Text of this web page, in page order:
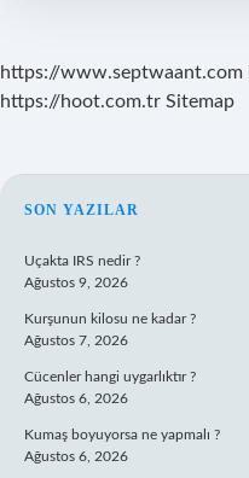
https://www.septwaant.com
https://hoot.com.tr Sitemap
SIDEBAR
SON YAZILAR
Uçakta IRS nedir ?
Ağustos 9, 2026
Kurşunun kilosu ne kadar ?
Ağustos 7, 2026
Cücenler hangi uygarlıktır ?
Ağustos 6, 2026
Kumaş boyuyorsa ne yapmalı ?
Ağustos 6, 2026